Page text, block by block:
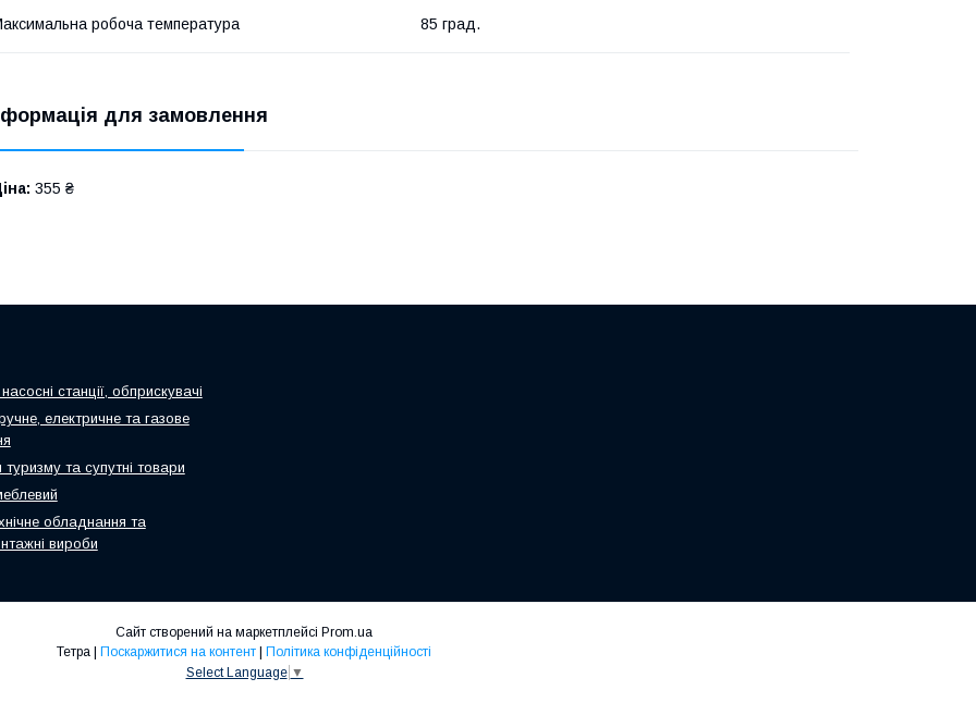
робоча температура 85 град.
для замовлення
355 ₴
станції, обприскувачі
електричне та газове
та супутні товари
обладнання та
вироби
Сайт створений на маркетплейсі Prom.ua
Тетра | Поскаржитися на контент | Політика конфіденційності
Select Language ▼